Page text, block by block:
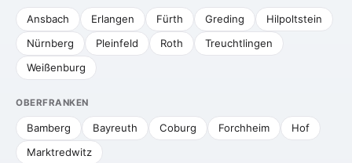
Ansbach Erlangen Fürth Greding
Hilpoltstein
Nürnberg
Pleinfeld Roth
Treuchtlingen
Weißenburg
OBERFRANKEN
Bamberg Bayreuth Coburg Forchheim
Hof
Marktredwitz